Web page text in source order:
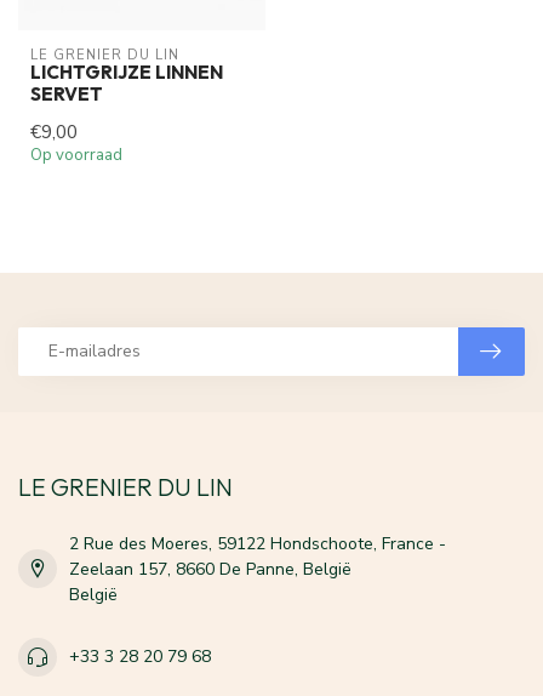
LE GRENIER DU LIN
LICHTGRIJZE LINNEN
SERVET
€9,00
Op voorraad
LE GRENIER DU LIN
2 Rue des Moeres, 59122 Hondschoote, France -
Zeelaan 157, 8660 De Panne, België
België
+33 3 28 20 79 68